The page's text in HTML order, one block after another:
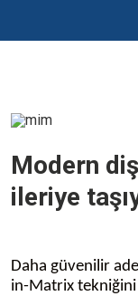
Modern
ileriye
Daha güvenilir
in-Matrix